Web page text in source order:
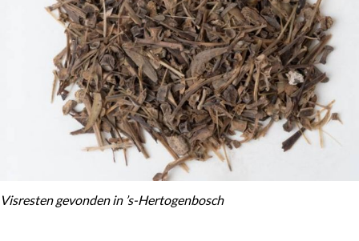
Visresten gevonden in ’s-Hertogenbosch